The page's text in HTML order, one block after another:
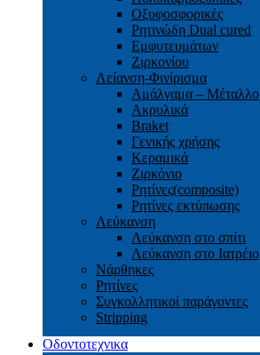
Οξυφοσφορικές
Ρητινώδη Dual cured
Εμφυτευμάτων
Ζιρκονίου
Λείανση-Φινίρισμα
Αμάλγαμα – Μέταλλο
Ακρυλικά
Braket
Γενικής χρήσης
Κεραμικά
Ζιρκόνιο
Ρητίνες(composite)
Ρητίνες εκτύπωσης
Λεύκανση
Λεύκανση στο σπίτι
Λεύκανση στο Ιατρέιο
Νάρθηκες
Ρητίνες
Συγκολλητικοί παράγοντες
Stripping
Οδοντοτεχνικα